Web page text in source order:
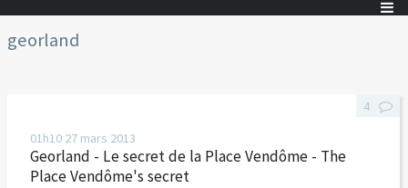
georland
01h10 27 mars 2013
Georland - Le secret de la Place Vendôme - The
Place Vendôme's secret
4